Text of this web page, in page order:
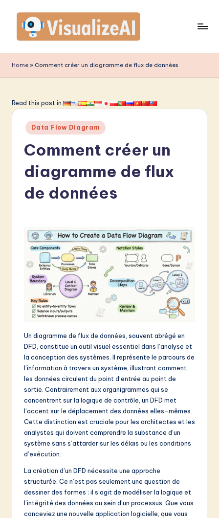
content
is
u
li
in
A
&
S
o
Home » Comment créer un diagramme de flux de données
Read this post in:
Posted
in
Data Flow Diagram
Comment créer un
diagramme de flux
de données
Un diagramme de flux de données, souvent abrégé en
DFD, constitue un outil visuel essentiel dans l’analyse et
la conception des systèmes. Il représente le parcours de
l’information à travers un système, illustrant comment
les données circulent du point d’entrée au point de
sortie. Contrairement aux organigrammes qui se
concentrent sur la logique de contrôle, un DFD met
l’accent sur le déplacement des données elles-mêmes.
Cette distinction est cruciale pour les architectes et les
analystes qui doivent comprendre la substance d’un
système sans s’attarder sur les délais ou les conditions
d’exécution.
La création d’un DFD nécessite une approche
structurée. Ce n’est pas seulement une question de
dessiner des formes ; il s’agit de modéliser la logique et
l’intégrité des données au sein d’un processus. Que vous
conceviez une nouvelle application logicielle, que vous